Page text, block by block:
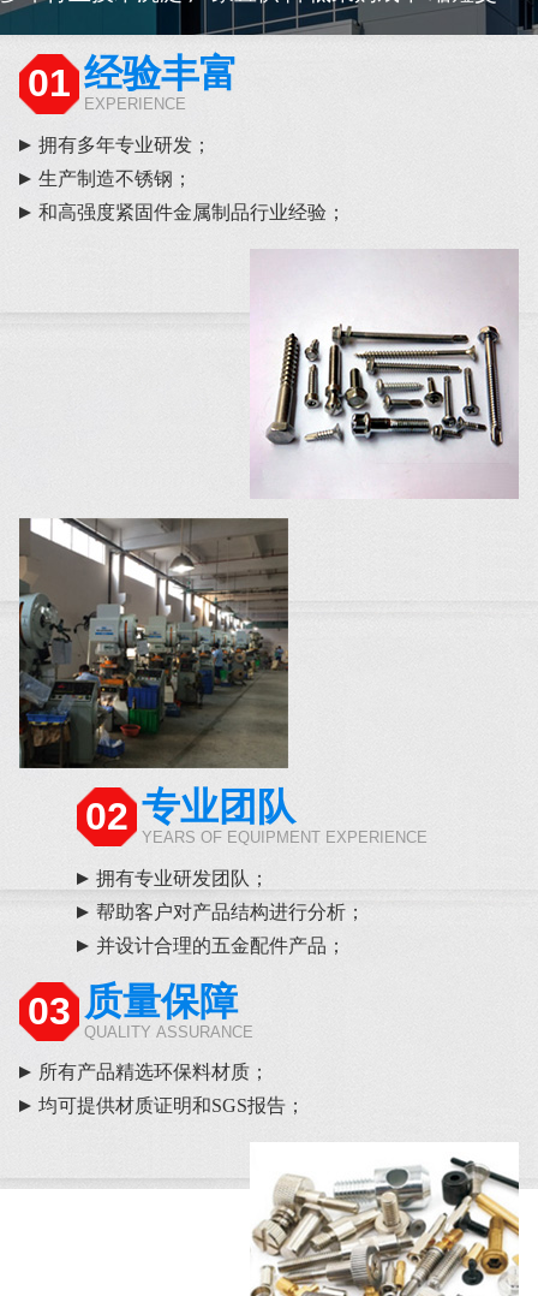
01 经验丰富
EXPERIENCE
拥有多年专业研发；
生产制造不锈钢；
和高强度紧固件金属制品行业经验；
02 专业团队
YEARS OF EQUIPMENT EXPERIENCE
拥有专业研发团队；
帮助客户对产品结构进行分析；
并设计合理的五金配件产品；
03 质量保障
QUALITY ASSURANCE
所有产品精选环保料材质；
均可提供材质证明和SGS报告；